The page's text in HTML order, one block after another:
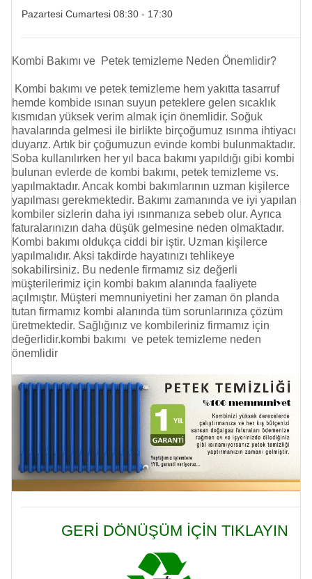
Pazartesi Cumartesi 08:30 - 17:30
Kombi Bakımı ve Petek temizleme Neden Önemlidir?
Kombi bakımı ve petek temizleme hem yakıtta tasarruf
hemde kombide ısınan suyun peteklere gelen sıcaklık
kısmıdan yüksek verim almak için önemlidir. Soğuk
havalarında gelmesi ile birlikte birçoğumuz ısınma ihtiyacı
duyarız. Artık bir çoğumuzun evinde kombi bulunmaktadır.
Soba kullanılırken her yıl baca bakımı yapıldığı gibi kombi
bulunan evlerde de kombi bakımı, petek temizleme vs.
yapılmaktadır. Ancak kombi bakımlarının uzman kişilerce
yapılması gerekmektedir. Bakımı zamanında ve iyi yapılan
kombiler sizlerin daha iyi ısınmanıza sebeb olur. Ayrıca
faturalarınızın daha düşük gelmesine neden olmaktadır.
Kombi bakımı oldukça ciddi bir iştir. Uzman kişilerce
yapılmalıdır. Aksi takdirde hayatınızı tehlikeye
sokabilirsiniz. Bu nedenle firmamız siz değerli
müşterilerimiz için kombi bakım alanında faaliyete
açılmıştır. Müşteri memnuniyetini her zaman ön planda
tutan firmamız kombi alanında tüm sorunlarınıza çözüm
üretmektedir. Sağlığınız ve kombileriniz firmamız için
değerlidir.kombi bakımı ve petek temizleme neden
önemlidir
GERİ DÖNÜŞÜM İÇİN TIKLAYIN